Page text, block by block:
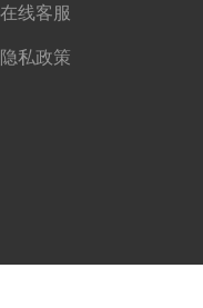
在线客服
隐私政策